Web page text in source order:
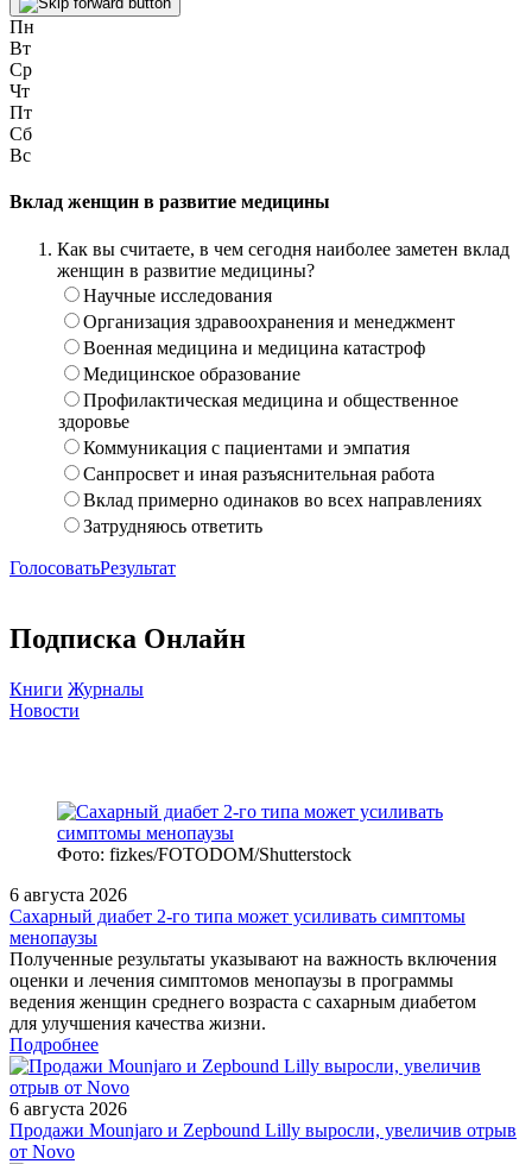
Пн
Вт
Ср
Чт
Пт
Сб
Вс
Вклад женщин в развитие медицины
Как вы считаете, в чем сегодня наиболее заметен вклад
женщин в развитие медицины?
Научные исследования
Организация здравоохранения и менеджмент
Военная медицина и медицина катастроф
Медицинское образование
Профилактическая медицина и общественное
здоровье
Коммуникация с пациентами и эмпатия
Санпросвет и иная разъяснительная работа
Вклад примерно одинаков во всех направлениях
Затрудняюсь ответить
ГолосоватьРезультат
Подписка Онлайн
Книги Журналы
Новости
Фото: fizkes/FOTODOM/Shutterstock
6 августа 2026
Сахарный диабет 2‑го типа может усиливать симптомы
менопаузы
Полученные результаты указывают на важность включения
оценки и лечения симптомов менопаузы в программы
ведения женщин среднего возраста с сахарным диабетом
для улучшения качества жизни.
Подробнее
6 августа 2026
Продажи Mounjaro и Zepbound Lilly выросли, увеличив отрыв
от Novo